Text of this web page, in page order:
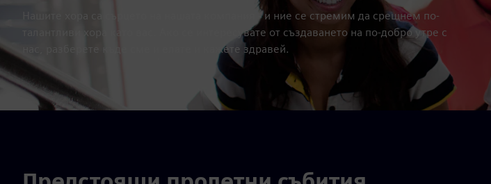
Нашите хора са сърцето на нашата компания - и ние се стремим да срещнем по-
талантливи хора като вас. Ако се интересувате от създаването на по-добро утре с
нас, разберете къде сме и елате и кажете здравей.